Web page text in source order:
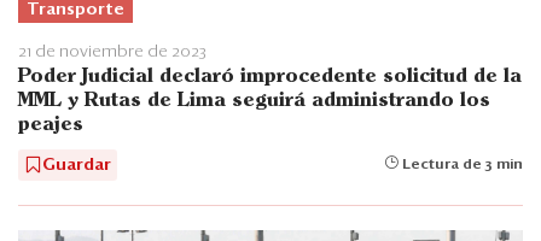
Transporte
21 de noviembre de 2023
Poder Judicial declaró improcedente solicitud de la
MML y Rutas de Lima seguirá administrando los
peajes
Guardar Lectura de 3 min